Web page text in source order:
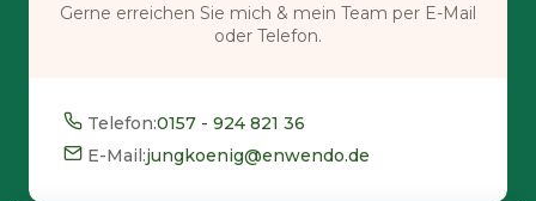
Gerne erreichen Sie mich & mein Team per E-Mail
oder Telefon.
Telefon:0157 - 924 821 36
E-Mail:jungkoenig@enwendo.de